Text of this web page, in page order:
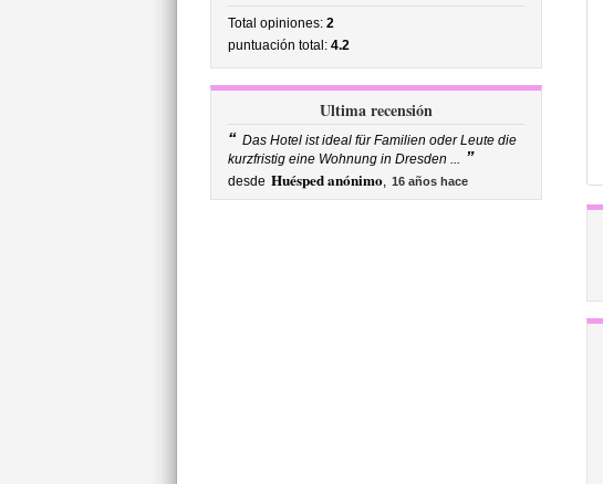
Total opiniones: 2
puntuación total: 4.2
Ultima recensión
“ Das Hotel ist ideal für Familien oder Leute die
kurzfristig eine Wohnung in Dresden ... ”
desde Huésped anónimo, 16 años hace